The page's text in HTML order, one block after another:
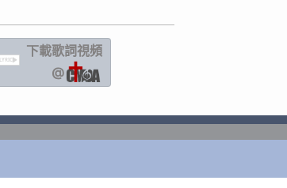
LYRIC
下載歌詞視頻
@